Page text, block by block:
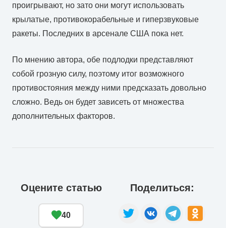
проигрывают, но зато они могут использовать
крылатые, противокорабельные и гиперзвуковые
ракеты. Последних в арсенале США пока нет.
По мнению автора, обе подлодки представляют
собой грозную силу, поэтому итог возможного
противостояния между ними предсказать довольно
сложно. Ведь он будет зависеть от множества
дополнительных факторов.
Оцените статью
40
Поделиться: